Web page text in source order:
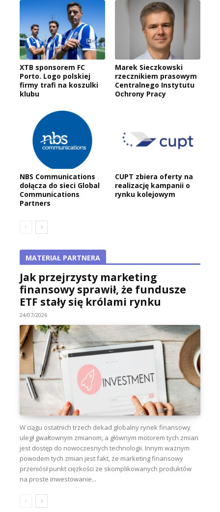
XTB sponsorem FC
Porto. Logo polskiej
firmy trafi na koszulki
klubu
Marek Sieczkowski
rzecznikiem prasowym
Centralnego Instytutu
Ochrony Pracy
NBS Communications
dołącza do sieci Global
Communications
Partners
CUPT zbiera oferty na
realizację kampanii o
rynku kolejowym
MATERIAŁ PARTNERA
Jak przejrzysty marketing
finansowy sprawił, że fundusze
ETF stały się królami rynku
24/07/2026
W ciągu ostatnich trzech dekad globalny rynek finansowy
uległ gwałtownym zmianom, a głównym motorem tych zmian
jest dostęp do nowoczesnych technologii. Innym ważnym
powodem tych zmian jest fakt, że marketing finansowy
przeniósł punkt ciężkości ze skomplikowanych produktów
na proste inwestowanie...